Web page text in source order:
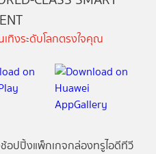
ทิงระดับโลกตรงใจคุณ
ช้อปปิ้งแพ็กเกจกล่องทรูไอดีทีวี